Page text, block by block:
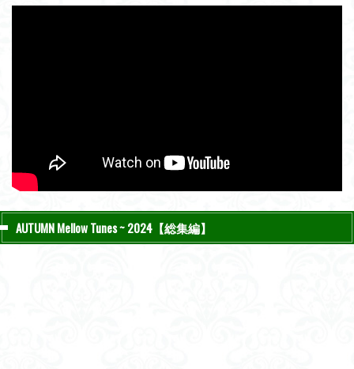
AUTUMN Mellow Tunes ~ 2024【総集編】